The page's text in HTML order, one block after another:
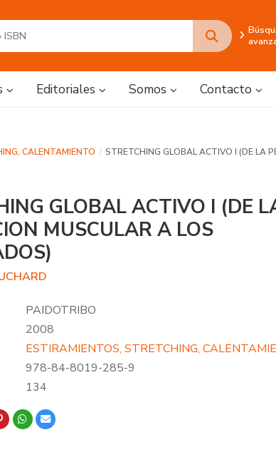
Editoriales Somos Contacto
CALENTAMIENTO STRETCHING GLOBAL ACTIVO I (DE LA
GLOBAL ACTIVO I (DE
MUSCULAR A LOS
PAIDOTRIBO
2008
ESTIRAMIENTOS, STRETCHING,
978-84-8019-285-9
134